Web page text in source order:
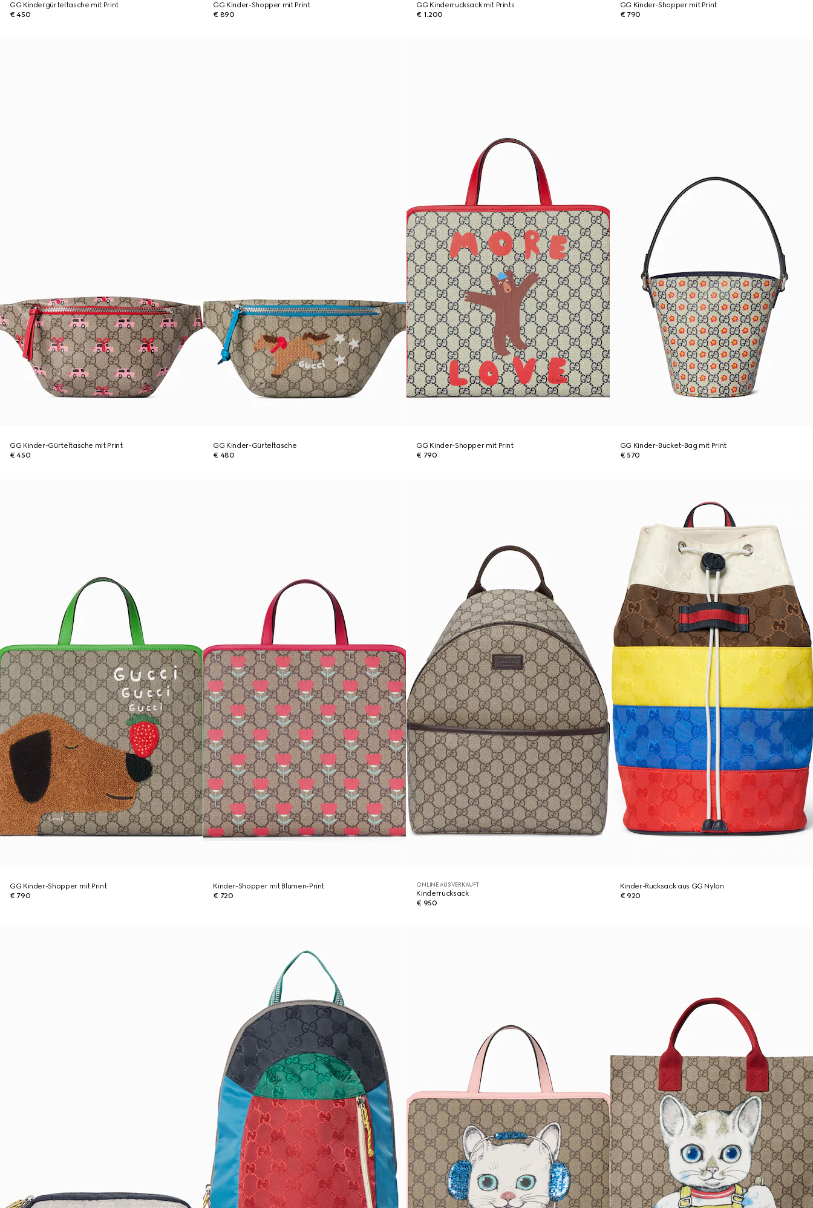
GG Kindergürteltasche mit Print
€ 450
GG Kinder-Shopper mit Print
€ 890
GG Kinderrucksack mit Prints
€ 1.200
GG Kinder-Shopper mit Print
€ 790
GG Kinder-Gürteltasche mit Print
€ 450
GG Kinder-Gürteltasche
€ 480
GG Kinder-Shopper mit Print
€ 790
GG Kinder-Bucket-Bag mit Print
€ 570
GG Kinder-Shopper mit Print
€ 790
Kinder-Shopper mit Blumen-Print
€ 720
ONLINE AUSVERKAUFT
Kinderrucksack
€ 950
Kinder-Rucksack aus GG Nylon
€ 920